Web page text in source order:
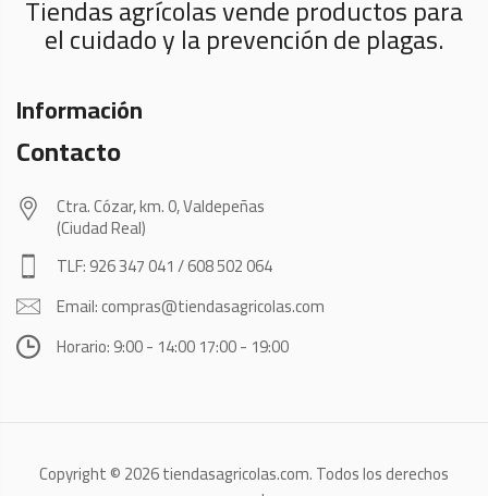
Tiendas agrícolas vende productos para
el cuidado y la prevención de plagas.
Información
Contacto
Ctra. Cózar, km. 0, Valdepeñas
(Ciudad Real)
TLF: 926 347 041 / 608 502 064
Email: compras@tiendasagricolas.com
Horario: 9:00 - 14:00 17:00 - 19:00
Copyright © 2026 tiendasagricolas.com. Todos los derechos